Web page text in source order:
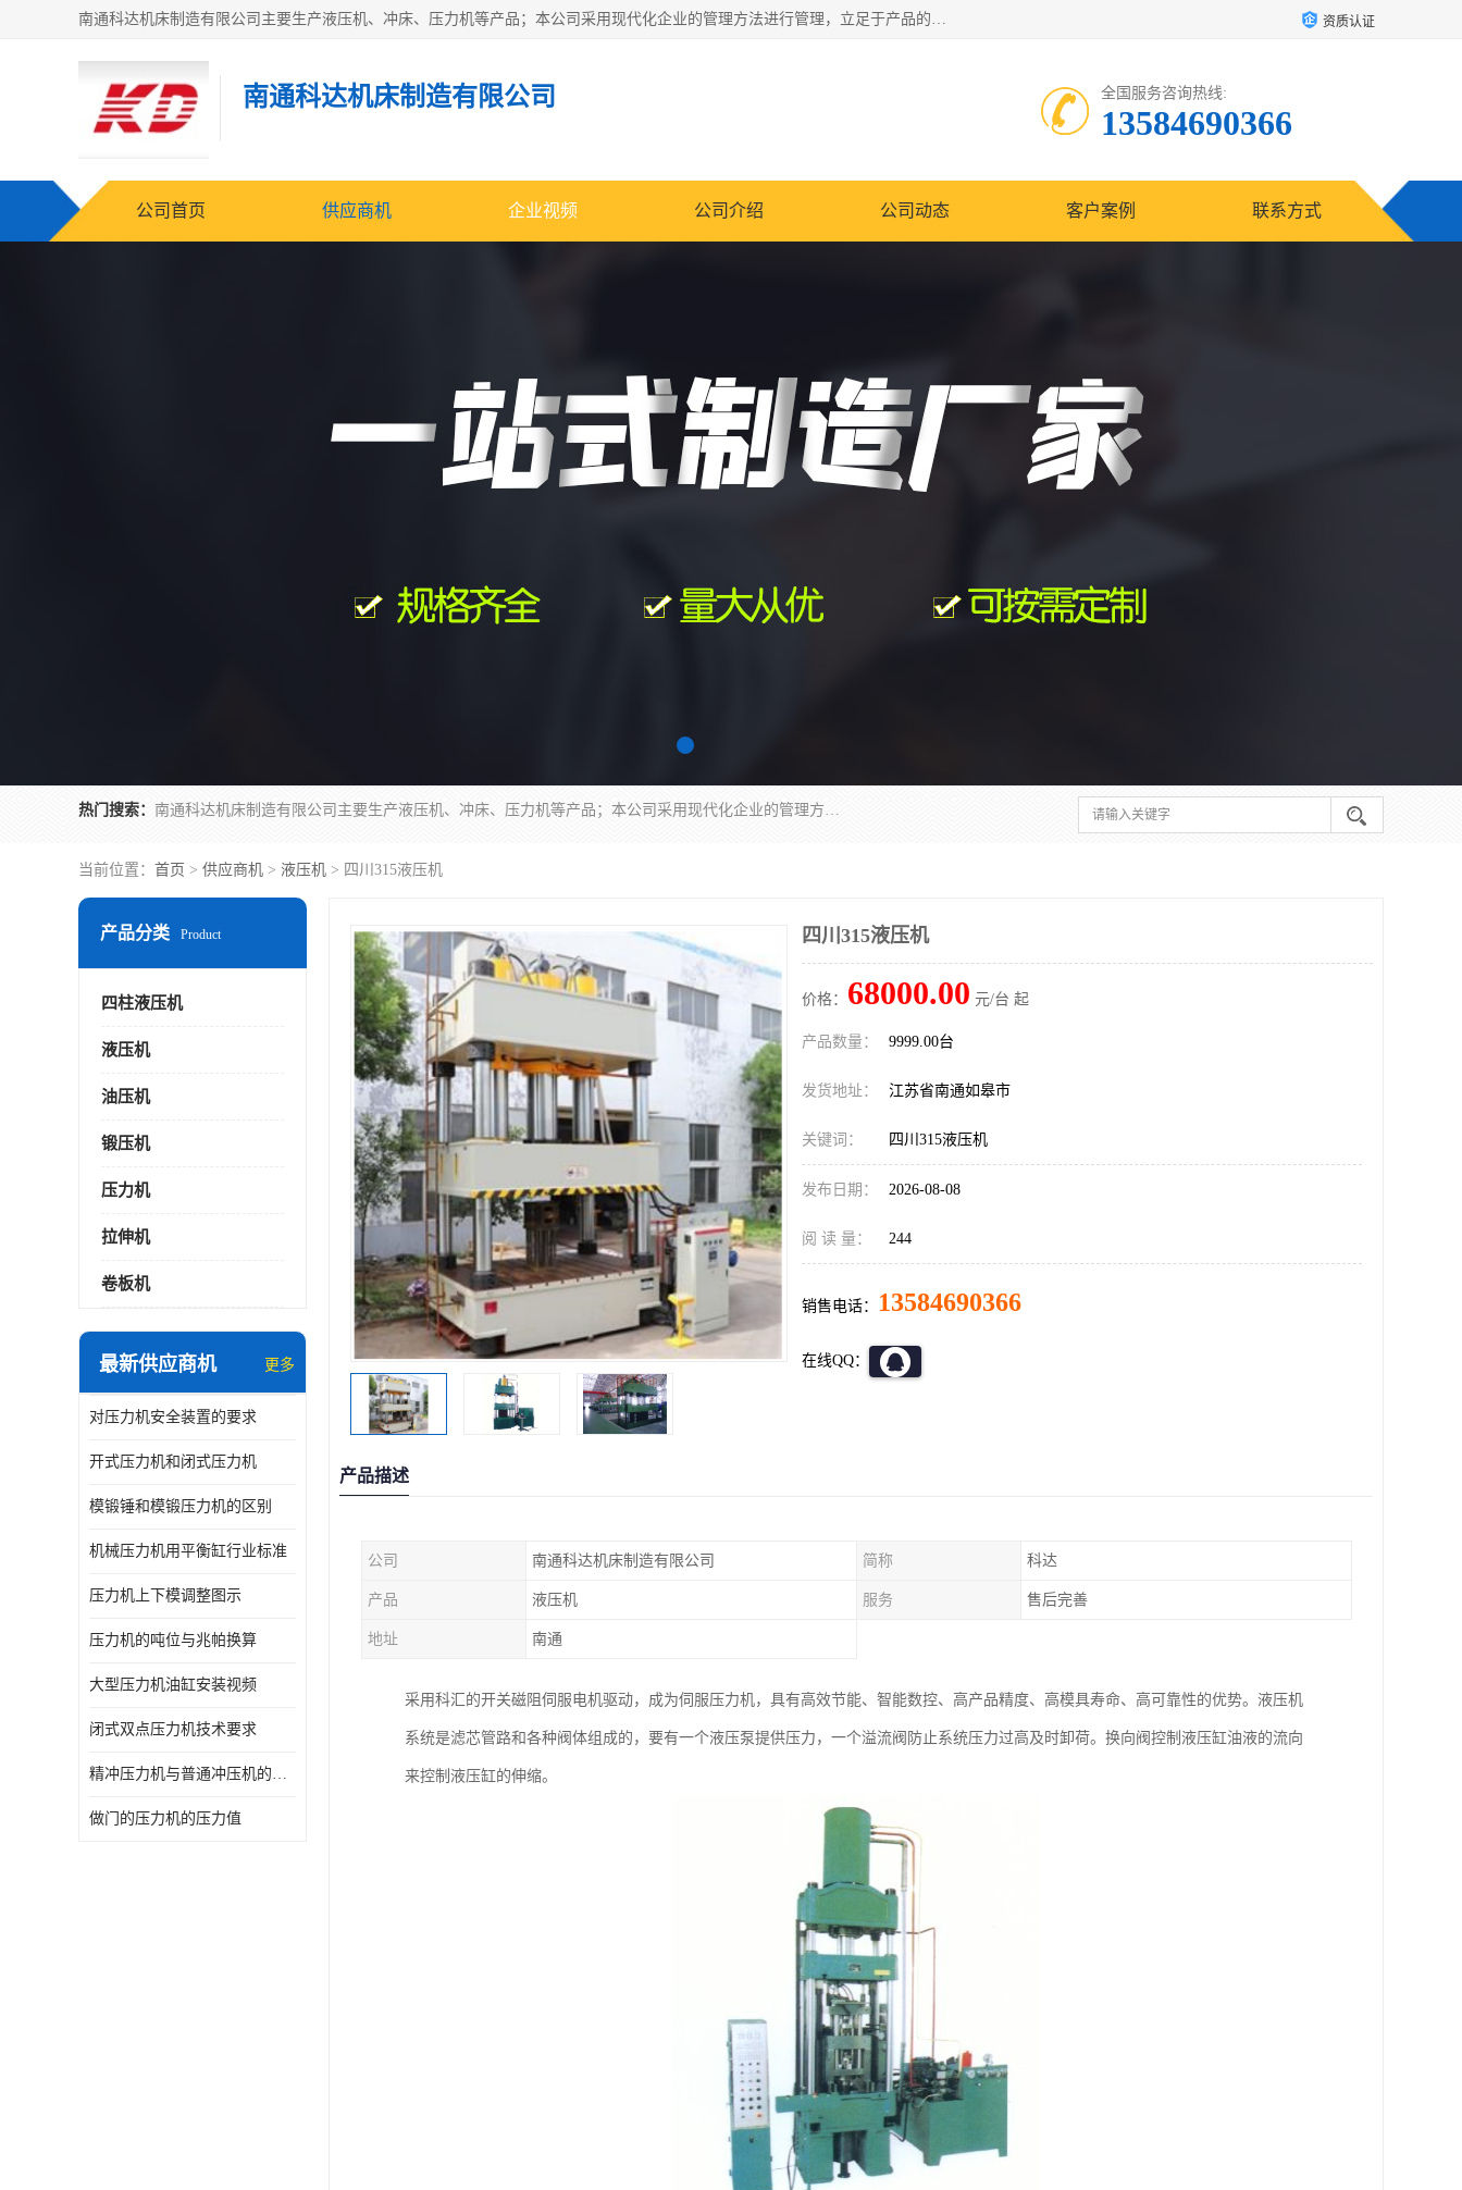
南通科达机床制造有限公司主要生产液压机、冲床、压力机等产品；本公司采用现代化企业的管理方法进行管理，立足于产品的质量管理，以优秀的品质、新颖的设计、合理的价格、完善的服务赢得广大客户的充分信赖和良好的口碑。领导层将运用科学管理方法及长期积累下来的经验和广泛领域吸取来新的技术不断调整产品结构，为市场提供精良的各类机械设备。企业将坚持与国内外各界朋友，真诚合作，共创辉煌。 资质认证
南通科达机床制造有限公司 全国服务咨询热线:
13584690366
公司首页 供应商机 企业视频 公司介绍 公司动态 客户案例 联系方式
热门搜索： 南通科达机床制造有限公司主要生产液压机、冲床、压力机等产品；本公司采用现代化企业的管理方法进行管理，立足于产品的质量管理，以优秀的品质、新颖的设计、合理的价格、完善的服务赢得广大客户的充分信赖和良好的口碑。领导层将运用科学管理方法及长期积累下来的经验和广泛领域吸取来新的技术不断调整产品结构，为市场提供精良的各类机械设备。企业将坚持与国内外各界朋友，真诚合作，共创辉煌。
当前位置： 首页 > 供应商机 > 液压机 > 四川315液压机
产品分类 Product
四柱液压机
液压机
油压机
锻压机
压力机
拉伸机
卷板机
最新供应商机 更多
对压力机安全装置的要求
开式压力机和闭式压力机
模锻锤和模锻压力机的区别
机械压力机用平衡缸行业标准
压力机上下模调整图示
压力机的吨位与兆帕换算
大型压力机油缸安装视频
闭式双点压力机技术要求
精冲压力机与普通冲压机的区别
做门的压力机的压力值
四川315液压机
价格： 68000.00 元/台 起
产品数量： 9999.00台
发货地址： 江苏省南通如皋市
关键词： 四川315液压机
发布日期： 2026-08-08
阅 读 量： 244
销售电话： 13584690366
在线QQ：
产品描述
公司 南通科达机床制造有限公司 简称 科达
产品 液压机 服务 售后完善
地址 南通
采用科汇的开关磁阻伺服电机驱动，成为伺服压力机，具有高效节能、智能数控、高产品精度、高模具寿命、高可靠性的优势。液压机
系统是滤芯管路和各种阀体组成的，要有一个液压泵提供压力，一个溢流阀防止系统压力过高及时卸荷。换向阀控制液压缸油液的流向
来控制液压缸的伸缩。